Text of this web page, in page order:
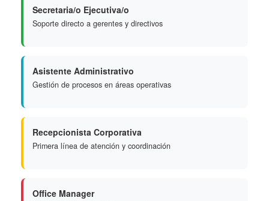
Secretaria/o Ejecutiva/o
Soporte directo a gerentes y directivos
Asistente Administrativo
Gestión de procesos en áreas operativas
Recepcionista Corporativa
Primera línea de atención y coordinación
Office Manager